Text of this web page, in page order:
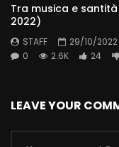
Tra musica e
2022)
STAFF
29/10/2022
0
2.6K 24
LEAVE YOUR